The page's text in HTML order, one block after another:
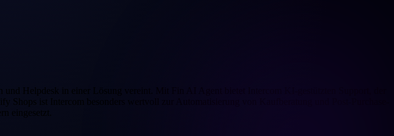
Helpdesk in einer Lösung vereint. Mit Fin AI Agent bietet Intercom KI-gestützten Support, der
Shops ist Intercom besonders wertvoll zur Automatisierung von Kaufberatung und Post-Purchase-
eingesetzt.